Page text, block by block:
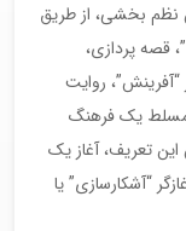
نظم بخشی، از طریق
قصه پردازی،
“آفرینش”، روایت
مسلط یک فرهنگ
این تعریف، آغاز یک
“آشکارسازی” یا